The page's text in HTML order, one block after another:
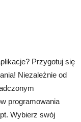
Przygotuj się
Niezależnie od
programowania
Wybierz swój